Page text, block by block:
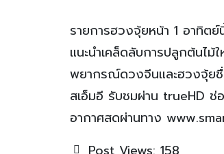
รายการฮวงจุ้ยหน้า 1 อาทิต
แนะนำเคล็ดลับการปลูกต้นไ
พยากรณ์ดวงจีนและฮวงจุ้ยชื่
สเอ็มอี รับชมผ่าน trueHD
อากาศสดผ่านทาง